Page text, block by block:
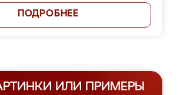
ПОДРОБНЕЕ
ИЛИ ПРИМЕРЫ